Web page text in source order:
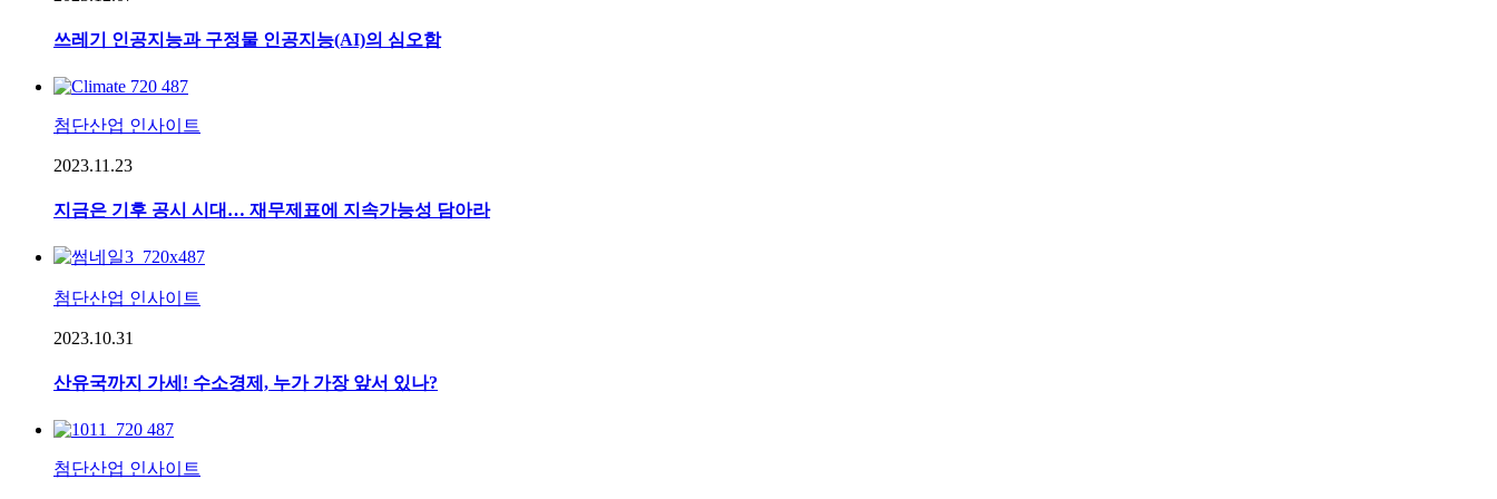
쓰레기 인공지능과 구정물 인공지능(AI)의 심오함
첨단산업 인사이트
2023.11.23
지금은 기후 공시 시대… 재무제표에 지속가능성 담아라
첨단산업 인사이트
2023.10.31
산유국까지 가세! 수소경제, 누가 가장 앞서 있나?
첨단산업 인사이트